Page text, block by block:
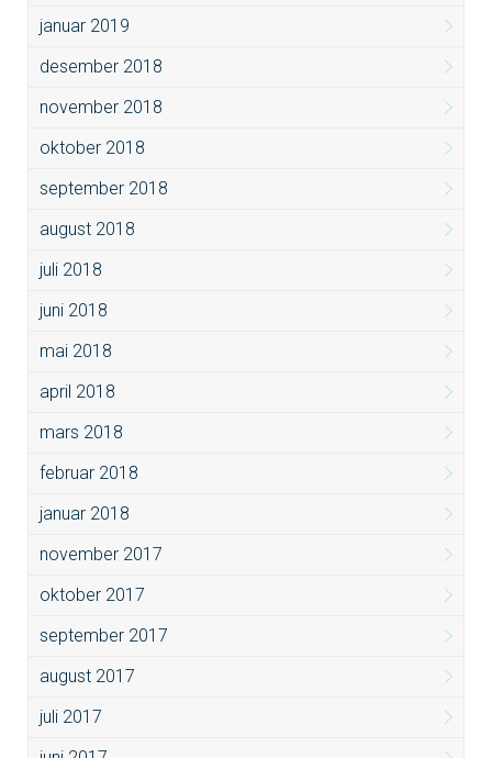
januar 2019
desember 2018
november 2018
oktober 2018
september 2018
august 2018
juli 2018
juni 2018
mai 2018
april 2018
mars 2018
februar 2018
januar 2018
november 2017
oktober 2017
september 2017
august 2017
juli 2017